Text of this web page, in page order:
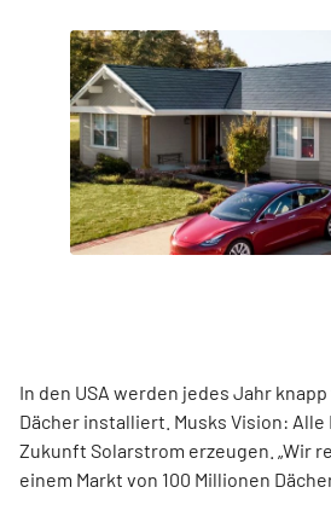
In den USA werden jedes Jahr
Dächer installiert. Musks Vision: Alle
Zukunft Solarstrom erzeugen. „Wir
einem Markt von 100 Millionen